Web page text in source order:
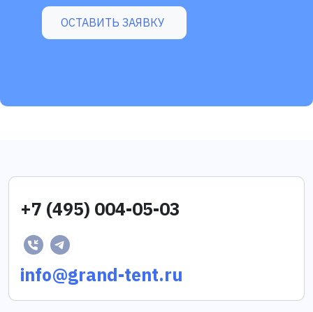
ОСТАВИТЬ ЗАЯВКУ
+7 (495) 004-05-03
info@grand-tent.ru